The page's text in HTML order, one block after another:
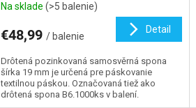
Na sklade (>5 balenie)
€48,99 / balenie
Detail
Drôtená pozinkovaná samosvěrná spona
šírka 19 mm je určená pre páskovanie
textilnou páskou. Označovaná tiež ako
drôtená spona B6.1000ks v balení.